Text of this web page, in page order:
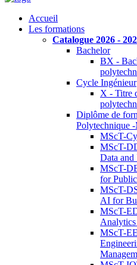
Accueil
Les formations
Catalogue 2026 -
Bachelor
BX -
Cycle Ingénieur
X - Titre
Diplôme de
Polytechnique
MScT-
MScT-
Data
MScT-
for
MScT-
AI for
MScT-
Analytics
MScT-